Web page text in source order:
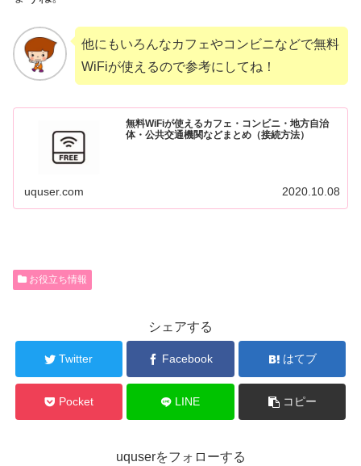
他にもいろんなカフェやコンビニなどで無料
WiFiが使えるので参考にしてね！
無料WiFiが使えるカフェ・コンビニ・地方自治
体・公共交通機関などまとめ（接続方法）
uquser.com 2020.10.08
お役立ち情報
シェアする
Twitter Facebook はてブ
Pocket LINE コピー
uquserをフォローする